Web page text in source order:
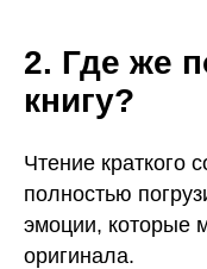
2. Где же
книгу?
Чтение краткого
полностью
эмоции, которые
оригинала.